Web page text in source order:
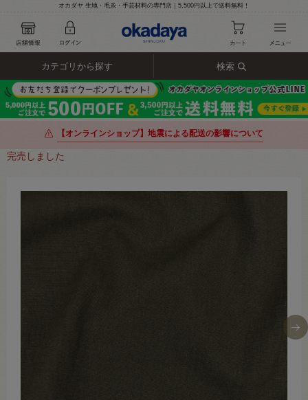
オカダヤ 生地・毛糸・手芸材料の専門店｜5,500円以上で送料無料！
カテゴリから探す 検索
【オンラインショップ】地震による配送の影響について
完売しました